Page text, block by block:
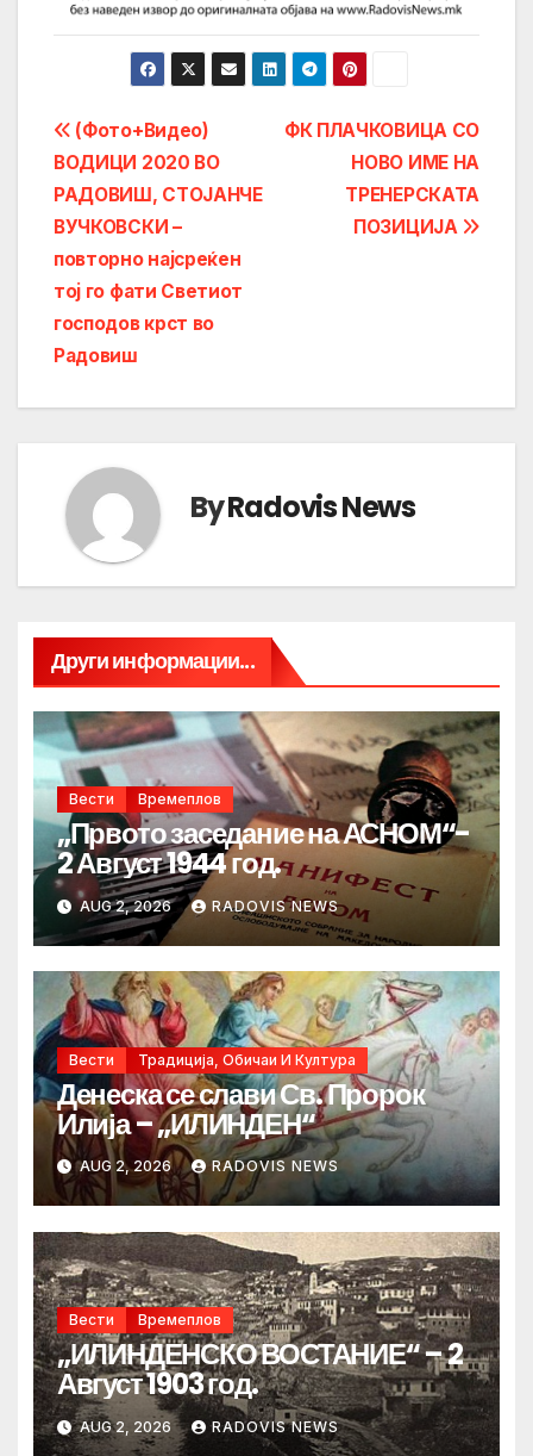
Post
navigation
ФК ПЛАЧКОВИЦА СО
НОВО ИМЕ НА
ТРЕНЕРСКАТА
ПОЗИЦИЈА
(Фото+Видео)
ВОДИЦИ 2020 ВО
РАДОВИШ, СТОЈАНЧЕ
ВУЧКОВСКИ –
повторно најсреќен
тој го фати Светиот
господов крст во
Радовиш
ByRadovis News
Други информации...
Вести Времеплов
„Првото заседание на АСНОМ“-
2 Август 1944 год.
AUG 2, 2026 RADOVIS NEWS
Вести Традиција, Обичаи И Култура
Денеска се слави Св. Пророк
Илија – „ИЛИНДЕН“
AUG 2, 2026 RADOVIS NEWS
Вести Времеплов
„ИЛИНДЕНСКО ВОСТАНИЕ“ – 2
Август 1903 год.
AUG 2, 2026 RADOVIS NEWS